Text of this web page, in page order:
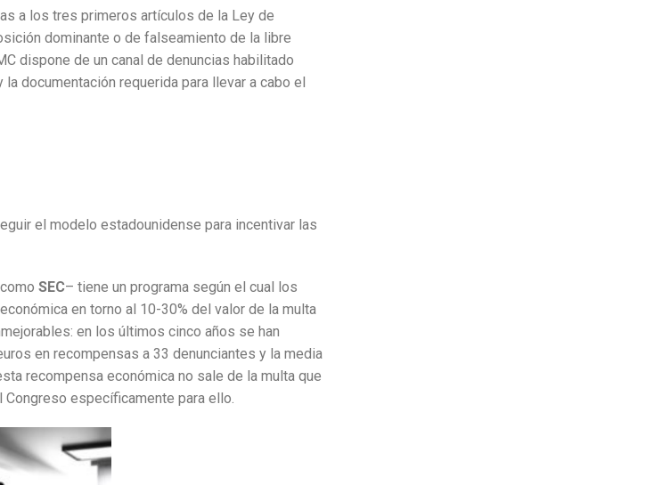
a los tres primeros artículos de la Ley de
dominante o de falseamiento de la libre
dispone de un canal de denuncias habilitado
documentación requerida para llevar a cabo el
el modelo estadounidense para incentivar las
SEC– tiene un programa según el cual los
en torno al 10-30% del valor de la multa
en los últimos cinco años se han
en recompensas a 33 denunciantes y la media
recompensa económica no sale de la multa que
específicamente para ello.